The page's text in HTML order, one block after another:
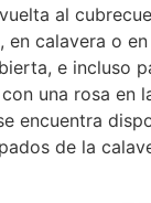
al
en calavera o
e incluso
una rosa en
encuentra
de la